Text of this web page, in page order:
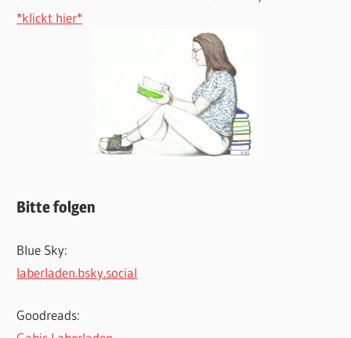
*klickt hier*
Bitte folgen
Blue Sky:
laberladen.bsky.social
Goodreads: